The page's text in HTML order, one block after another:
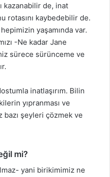
kazanabilir de, inat
rotasını kaybedebilir de.
yaşamında var.
-Ne kadar Jane
sürece sürünceme ve
inatlaşırım. Bilin
yıpranması ve
şeyleri çözmek ve
mi?
yani birikimimiz ne